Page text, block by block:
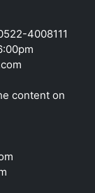
4008111
content on